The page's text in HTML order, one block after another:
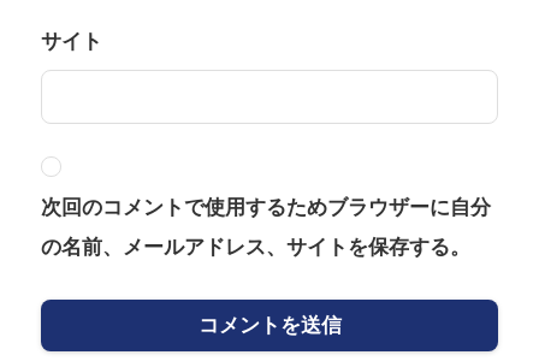
サイト
次回のコメントで使用するためブラウザーに自分
の名前、メールアドレス、サイトを保存する。